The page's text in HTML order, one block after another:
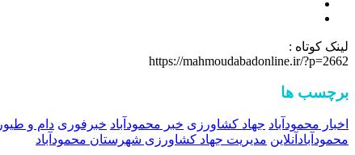
لینک کوتاه :
https://mahmoudabadonline.ir/?p=2662
برچسب ها
اخبار محمودآباد جهاد کشاورزی خبر محمودآباد خبرفوری دام و طیور
محمودآبادآنلاین مدیریت جهاد کشاورزی شهرستان محمودآباد